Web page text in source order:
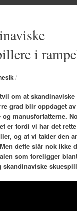
i
/
om at
grad blir oppdaget
og manusforfatterne.
er fordi vi har det
og at vi takler den
dette slår nok ikke
som foreligger
skandinaviske